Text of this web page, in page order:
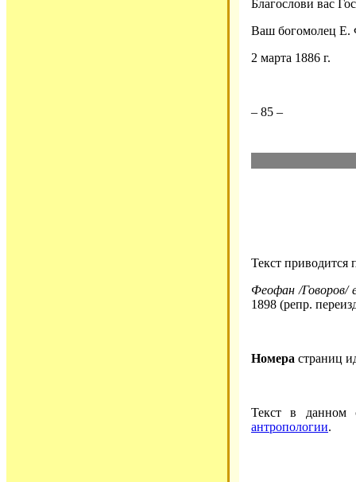
Благослови вас
Ваш богомолец Е.
2 марта 1886 г.
– 85 –
Текст приводится
Феофан /Говоров/
1898 (репр.
Номера страниц
Текст в
антропологии.